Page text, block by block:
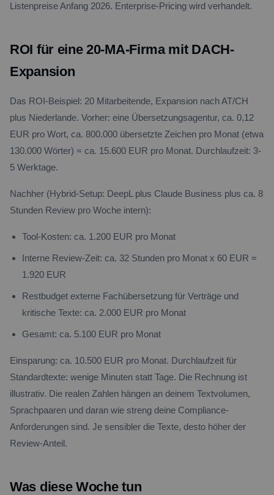
Listenpreise Anfang 2026. Enterprise-Pricing wird verhandelt.
ROI für eine 20-MA-Firma mit DACH-
Expansion
Das ROI-Beispiel: 20 Mitarbeitende, Expansion nach AT/CH
plus Niederlande. Vorher: eine Übersetzungsagentur, ca. 0,12
EUR pro Wort, ca. 800.000 übersetzte Zeichen pro Monat (etwa
130.000 Wörter) = ca. 15.600 EUR pro Monat. Durchlaufzeit: 3-
5 Werktage.
Nachher (Hybrid-Setup: DeepL plus Claude Business plus ca. 8
Stunden Review pro Woche intern):
Tool-Kosten: ca. 1.200 EUR pro Monat
Interne Review-Zeit: ca. 32 Stunden pro Monat x 60 EUR =
1.920 EUR
Restbudget externe Fachübersetzung für Verträge und
kritische Texte: ca. 2.000 EUR pro Monat
Gesamt: ca. 5.100 EUR pro Monat
Einsparung: ca. 10.500 EUR pro Monat. Durchlaufzeit für
Standardtexte: wenige Minuten statt Tage. Die Rechnung ist
illustrativ. Die realen Zahlen hängen an deinem Textvolumen,
Sprachpaaren und daran wie streng deine Compliance-
Anforderungen sind. Je sensibler die Texte, desto höher der
Review-Anteil.
Was diese Woche tun